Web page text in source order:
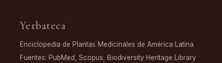
Yerbateca
Enciclopedia de Plantas Medicinales de América Latina
Fuentes: PubMed, Scopus, Biodiversity Heritage Library